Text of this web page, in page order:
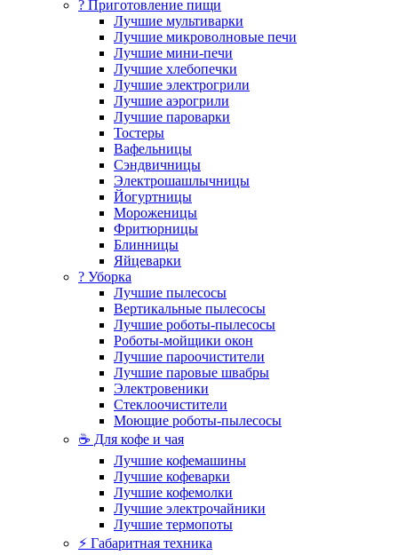
? Приготовление пищи
Лучшие мультиварки
Лучшие микроволновые печи
Лучшие мини-печи
Лучшие хлебопечки
Лучшие электрогрили
Лучшие аэрогрили
Лучшие пароварки
Тостеры
Вафельницы
Сэндвичницы
Электрошашлычницы
Йогуртницы
Мороженицы
Фритюрницы
Блинницы
Яйцеварки
? Уборка
Лучшие пылесосы
Вертикальные пылесосы
Лучшие роботы-пылесосы
Роботы-мойщики окон
Лучшие пароочистители
Лучшие паровые швабры
Электровеники
Стеклоочистители
Моющие роботы-пылесосы
☕ Для кофе и чая
Лучшие кофемашины
Лучшие кофеварки
Лучшие кофемолки
Лучшие электрочайники
Лучшие термопоты
⚡ Габаритная техника